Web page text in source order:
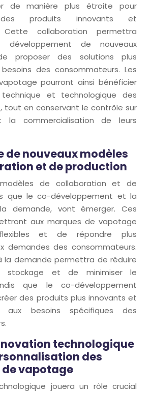
de manière plus étroite pour
des produits innovants et
Cette collaboration permettra
développement de nouveaux
proposer des solutions plus
des consommateurs. Les
pourront ainsi bénéficier
technique et technologique des
tout en conservant le contrôle sur
commercialisation de leurs
de nouveaux modèles
et de production
de collaboration et de
que le co-développement et la
demande, vont émerger. Ces
aux marques de vapotage
et de répondre plus
demandes des consommateurs.
la demande permettra de réduire
stockage et de minimiser le
que le co-développement
des produits plus innovants et
aux besoins spécifiques des
technologique
des
vapotage
jouera un rôle crucial